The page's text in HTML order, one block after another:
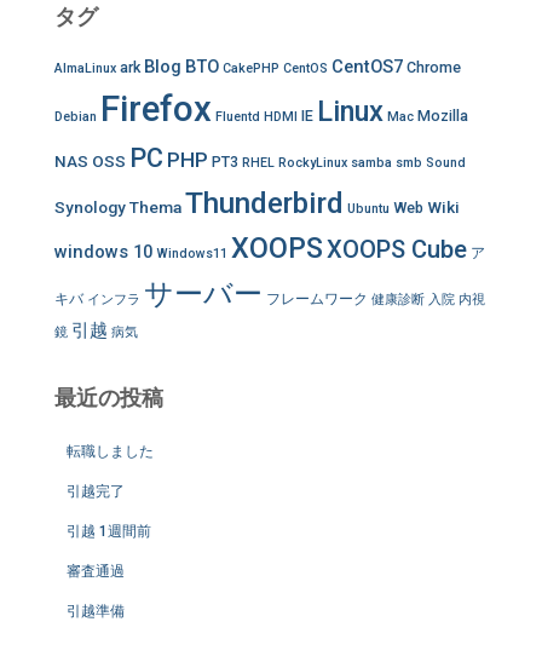
タグ
AlmaLinux ark Blog BTO CakePHP CentOS CentOS7 Chrome
Debian Firefox Fluentd HDMI IE Linux Mac Mozilla
NAS OSS PC PHP PT3 RHEL RockyLinux samba smb Sound
SynologyThemaThunderbird Ubuntu Web Wiki
windows 10 Windows11 XOOPSXOOPS Cube ア
キバ インフラ サーバー フレームワーク 健康診断 入院 内視
鏡 引越 病気
最近の投稿
転職しました
引越完了
引越 1週間前
審査通過
引越準備